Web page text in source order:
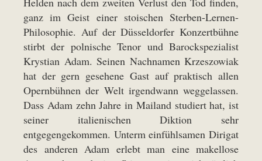
ganz im Geist einer stoischen Sterben-Lernen-
Philosophie. Auf der Düsseldorfer Konzertbühne
stirbt der polnische Tenor und Barockspezialist
Krystian Adam. Seinen Nachnamen Krzeszowiak
hat der gern gesehene Gast auf praktisch allen
Opernbühnen der Welt irgendwann weggelassen.
Dass Adam zehn Jahre in Mailand studiert hat, ist
seiner italienischen Diktion sehr
entgegengekommen. Unterm einfühlsamen Dirigat
des anderen Adam erlebt man eine makellose